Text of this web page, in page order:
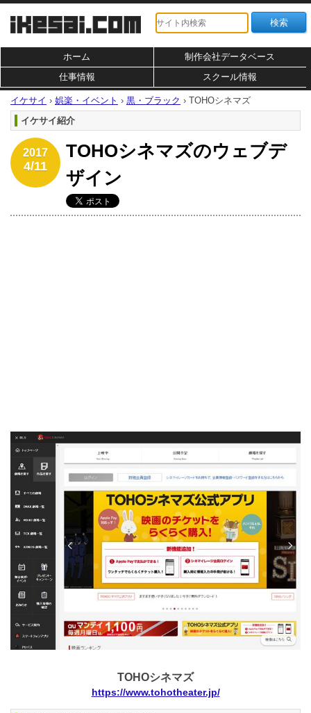
ホーム
制作会社データベース
仕事情報
スクール情報
イケサイ › 娯楽・イベント › 黒・ブラック › TOHOシネマズ
イケサイ紹介
2017
4/11
TOHOシネマズのウェブデ
ザイン
TOHOシネマズ
https://www.tohotheater.jp/